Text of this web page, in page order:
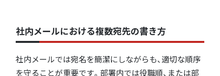
社内メールにおける複数宛先の書き方
社内メールでは宛名を簡潔にしながらも、適切な順序
を守ることが重要です。部署内では役職順、または部